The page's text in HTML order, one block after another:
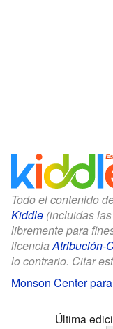
Todo el contenido
Kiddle (incluidas
libremente para
licenciaAtribución-
lo contrario. Citar
Monson Center
Última